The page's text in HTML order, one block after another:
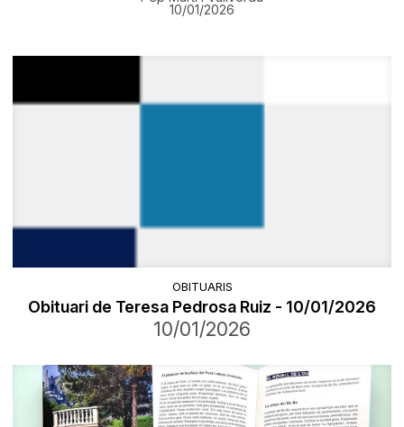
10/01/2026
OBITUARIS
Obituari de Teresa Pedrosa Ruiz - 10/01/2026
10/01/2026